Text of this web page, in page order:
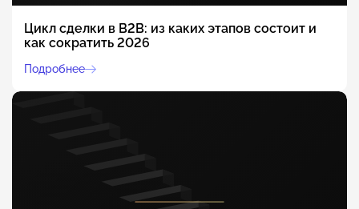
Цикл сделки в B2B: из каких этапов состоит и
как сократить 2026
Подробнее